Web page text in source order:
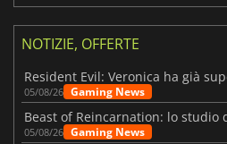
NOTIZIE, OFFERTE
05/08/26 Gaming News
05/08/26 Gaming News